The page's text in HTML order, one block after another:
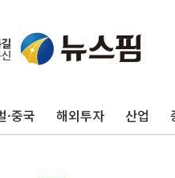
·중국 해외투자 산업
최태원, 노소영
하나금융, 명동 소
인천시 광복절
홈플러스發 대형
윤준병·이해민 의